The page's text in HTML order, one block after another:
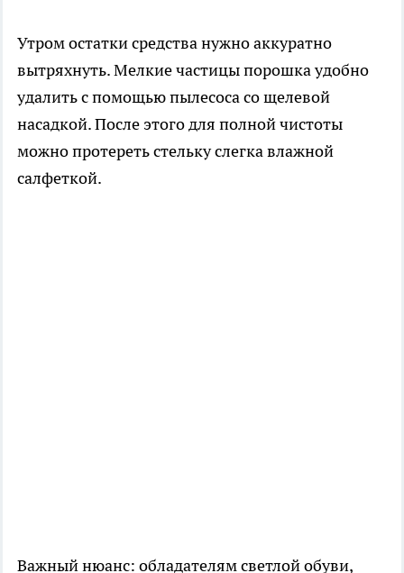
Утром остатки средства нужно аккуратно
вытряхнуть. Мелкие частицы порошка удобно
удалить с помощью пылесоса со щелевой
насадкой. После этого для полной чистоты
можно протереть стельку слегка влажной
салфеткой.
Важный нюанс: обладателям светлой обуви,